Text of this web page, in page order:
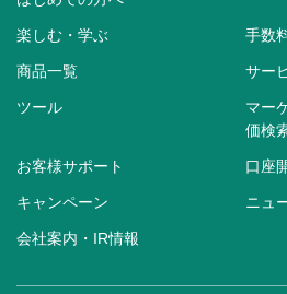
楽しむ・学ぶ 手数
商品一覧 サー
ツール
マー
価検
お客様サポート 口座
キャンペーン ニュ
会社案内・IR情報